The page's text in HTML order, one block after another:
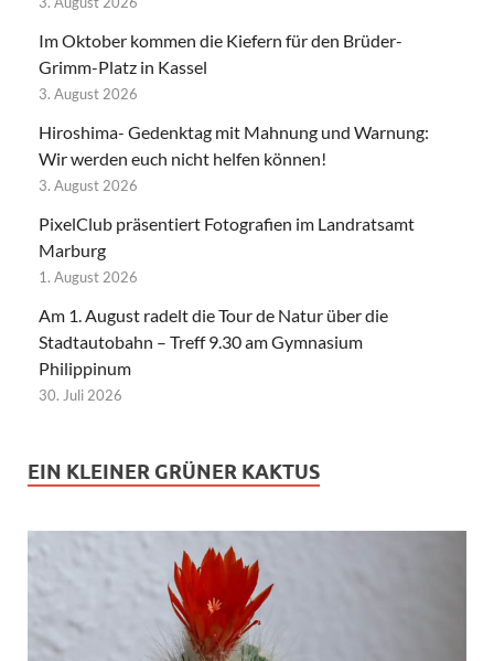
Im Oktober kommen die Kiefern für den Brüder-
Grimm-Platz in Kassel
3. August 2026
Hiroshima- Gedenktag mit Mahnung und Warnung:
Wir werden euch nicht helfen können!
3. August 2026
PixelClub präsentiert Fotografien im Landratsamt
Marburg
1. August 2026
Am 1. August radelt die Tour de Natur über die
Stadtautobahn – Treff 9.30 am Gymnasium
Philippinum
30. Juli 2026
EIN KLEINER GRÜNER KAKTUS